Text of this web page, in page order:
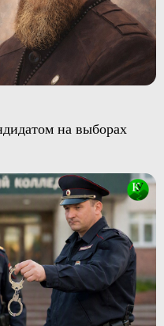
на выборах